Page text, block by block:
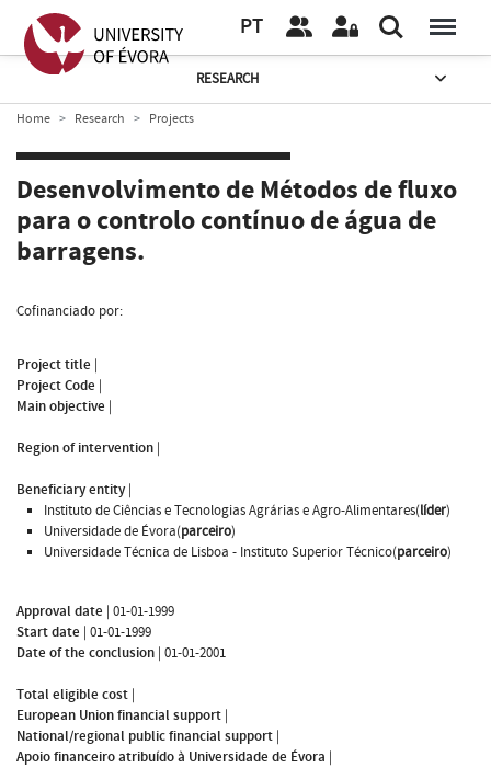
PT
RESEARCH
Home Research Projects
Desenvolvimento de Métodos de fluxo
para o controlo contínuo de água de
barragens.
Cofinanciado por:
Project title |
Project Code |
Main objective |
Region of intervention |
Beneficiary entity|
Instituto de Ciências e Tecnologias Agrárias e Agro-Alimentares(líder)
Universidade de Évora(parceiro)
Universidade Técnica de Lisboa - Instituto Superior Técnico(parceiro)
Approval date | 01-01-1999
Start date | 01-01-1999
Date of the conclusion | 01-01-2001
Total eligible cost |
European Union financial support |
National/regional public financial support |
Apoio financeiro atribuído à Universidade de Évora |